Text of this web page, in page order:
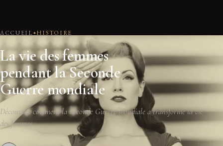
ACCUEIL HISTOIRE
La vie des femmes
pendant la Seconde
Guerre mondiale
Découvrez comment la Seconde Guerre mondiale a transformé la vie
des femmes.